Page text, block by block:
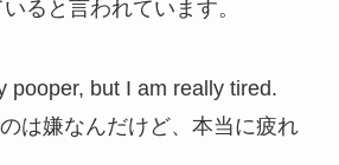
ると言われています。
pooper, but I am really tired.
は嫌なんだけど、本当に疲れ